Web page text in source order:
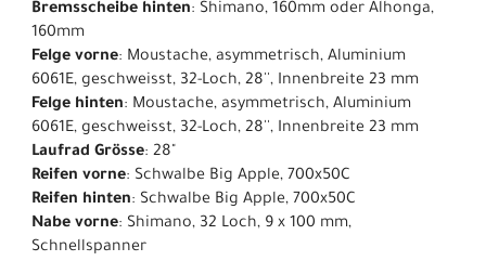
Bremsscheibe hinten: Shimano, 160mm oder Alhonga,
160mm
Felge vorne: Moustache, asymmetrisch, Aluminium
6061E, geschweisst, 32-Loch, 28'', Innenbreite 23 mm
Felge hinten: Moustache, asymmetrisch, Aluminium
6061E, geschweisst, 32-Loch, 28'', Innenbreite 23 mm
Laufrad Grösse: 28"
Reifen vorne: Schwalbe Big Apple, 700x50C
Reifen hinten: Schwalbe Big Apple, 700x50C
Nabe vorne: Shimano, 32 Loch, 9 x 100 mm,
Schnellspanner